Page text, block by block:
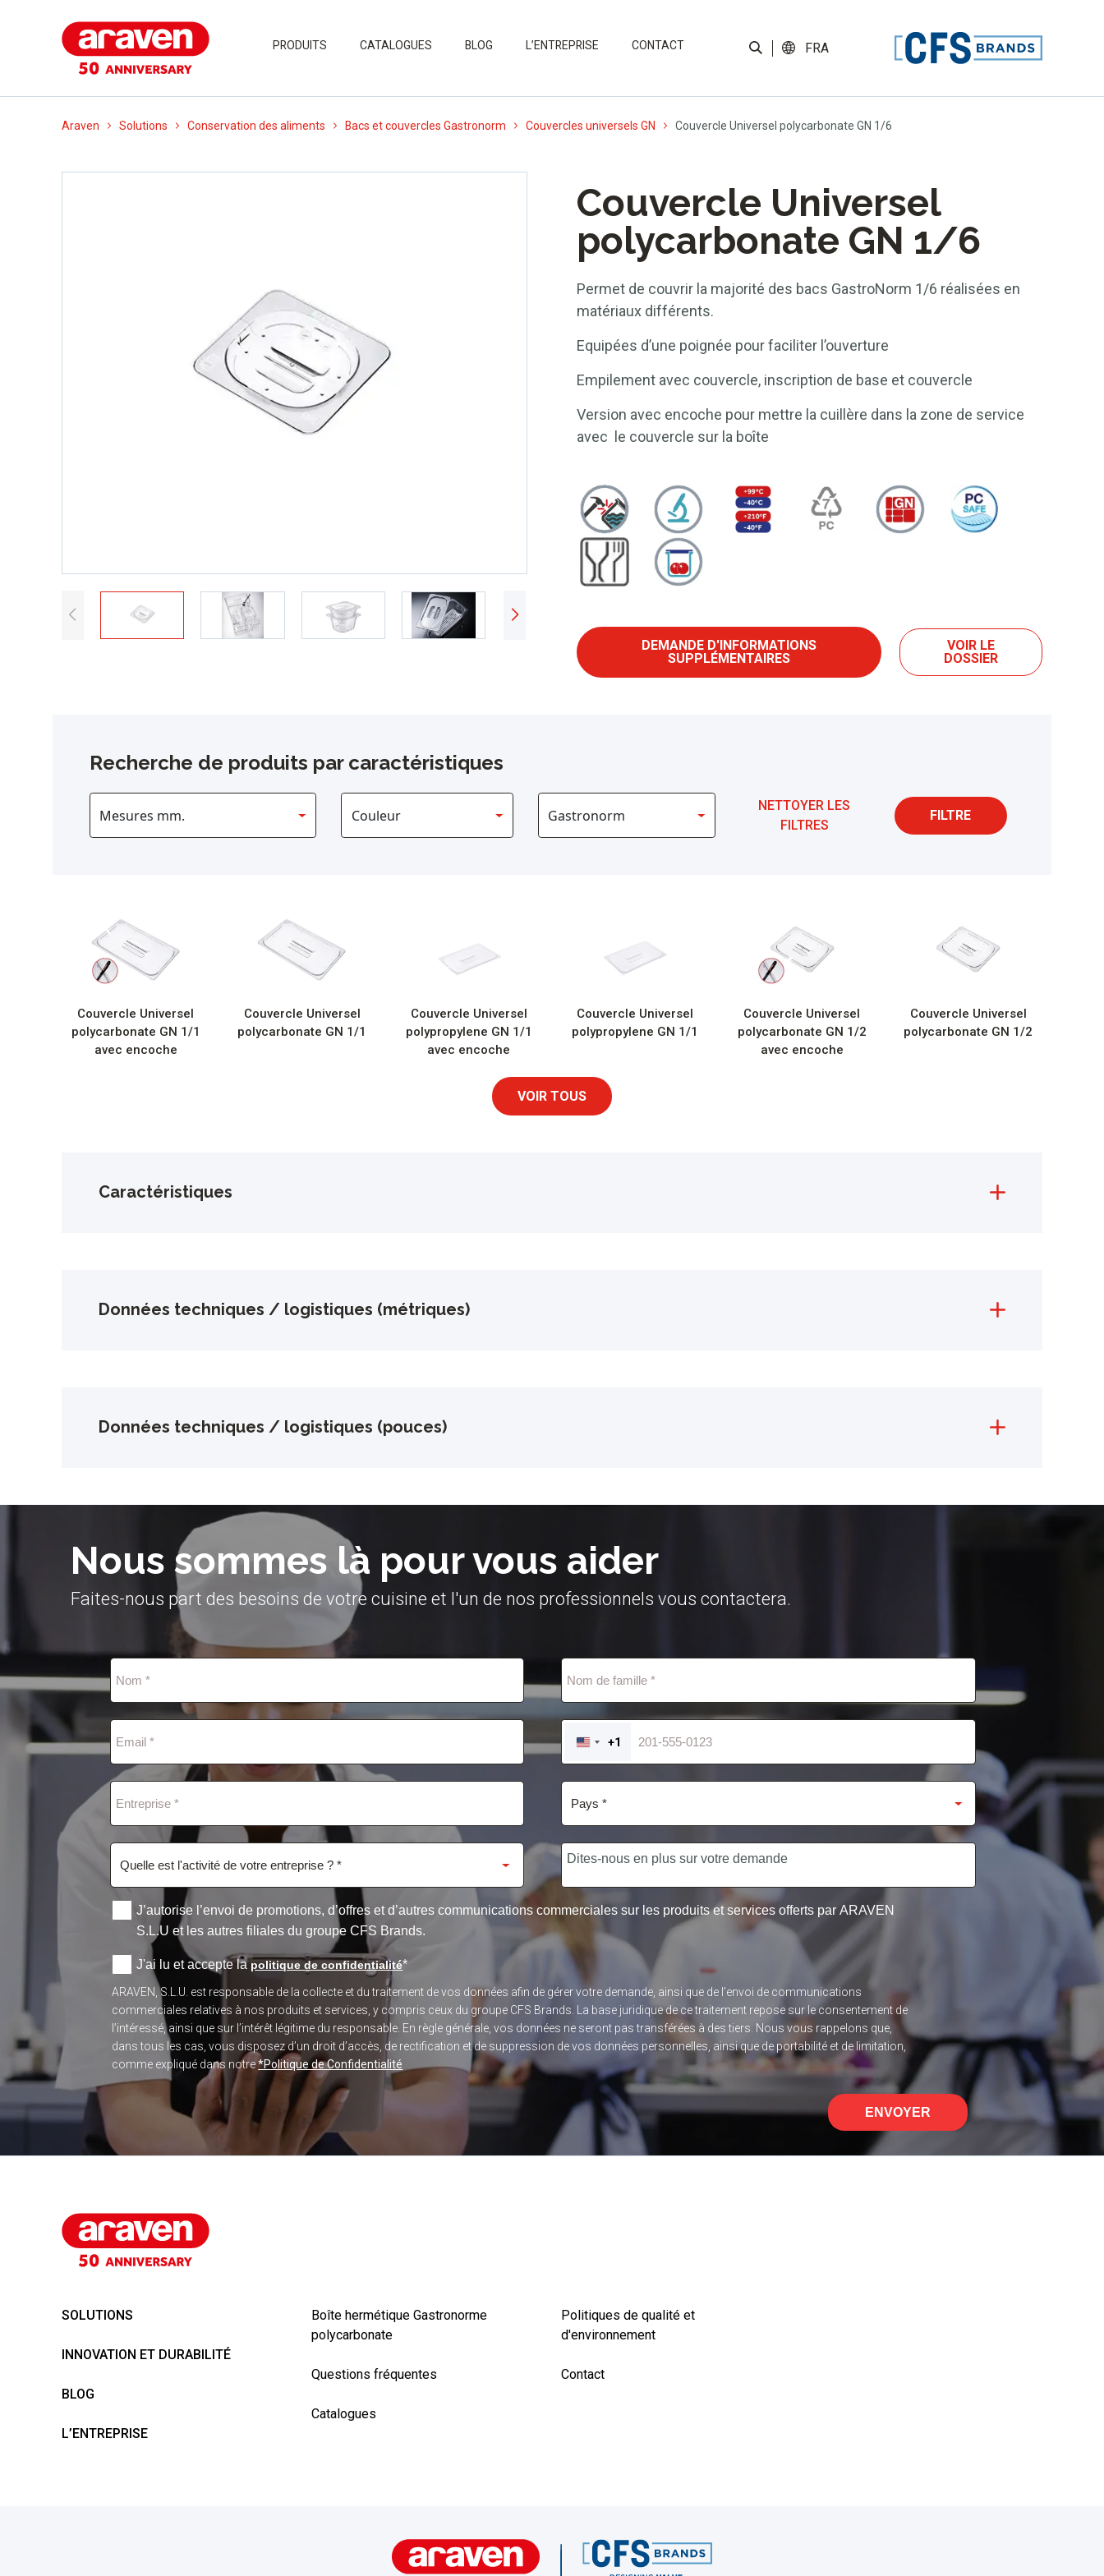
PRODUITS CATALOGUES BLOG L’ENTREPRISE CONTACT FRA
Araven Solutions Conservation des aliments Bacs et couvercles Gastronorm Couvercles universels GN Couvercle Universel polycarbonate GN 1/6
Couvercle Universel
polycarbonate GN 1/6
Permet de couvrir la majorité des bacs GastroNorm 1/6 réalisées en
matériaux différents.
Equipées d’une poignée pour faciliter l’ouverture
Empilement avec couvercle, inscription de base et couvercle
Version avec encoche pour mettre la cuillère dans la zone de service
avec le couvercle sur la boîte
DEMANDE D'INFORMATIONS
SUPPLÉMENTAIRES
VOIR LE
DOSSIER
Recherche de produits par caractéristiques
NETTOYER LES
FILTRES
FILTRE
Couvercle Universel
polycarbonate GN 1/1
avec encoche
Couvercle Universel
polycarbonate GN 1/1
Couvercle Universel
polypropylene GN 1/1
avec encoche
Couvercle Universel
polypropylene GN 1/1
Couvercle Universel
polycarbonate GN 1/2
avec encoche
Couvercle Universel
polycarbonate GN 1/2
VOIR TOUS
Caractéristiques
Données techniques / logistiques (métriques)
Données techniques / logistiques (pouces)
Nous sommes là pour vous aider
Faites-nous part des besoins de votre cuisine et l'un de nos professionnels vous contactera.
UNITED
STATES
+1
+1
J’autorise l’envoi de promotions, d’offres et d’autres communications commerciales sur les produits et services offerts par ARAVEN
S.L.U et les autres filiales du groupe CFS Brands.
J'ai lu et accepte la politique de confidentialité*
ARAVEN, S.L.U. est responsable de la collecte et du traitement de vos données afin de gérer votre demande, ainsi que de l’envoi de communications
commerciales relatives à nos produits et services, y compris ceux du groupe CFS Brands. La base juridique de ce traitement repose sur le consentement de
l’intéressé, ainsi que sur l’intérêt légitime du responsable. En règle générale, vos données ne seront pas transférées à des tiers. Nous vous rappelons que,
dans tous les cas, vous disposez d’un droit d’accès, de rectification et de suppression de vos données personnelles, ainsi que de portabilité et de limitation,
comme expliqué dans notre*Politique de Confidentialité
ENVOYER
SOLUTIONS
INNOVATION ET DURABILITÉ
BLOG
L’ENTREPRISE
Boîte hermétique Gastronorme
polycarbonate
Questions fréquentes
Catalogues
Politiques de qualité et
d'environnement
Contact